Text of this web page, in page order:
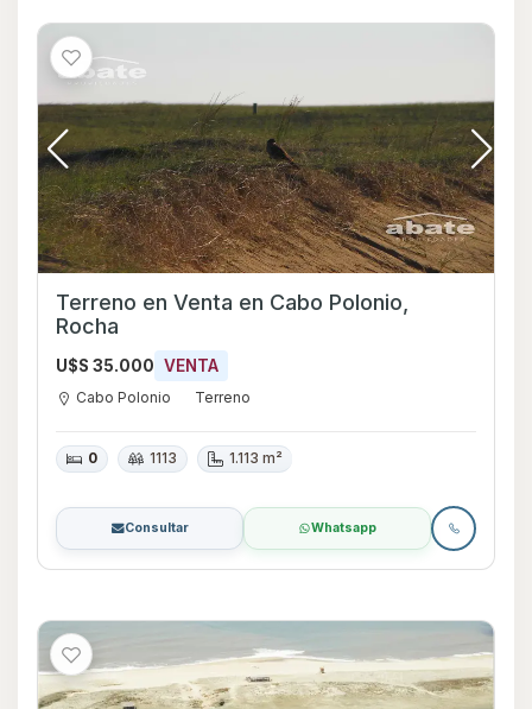
Terreno en Venta en Cabo Polonio,
Rocha
U$S 35.000 VENTA
Cabo Polonio Terreno
0 1113 1.113 m²
Consultar Whatsapp